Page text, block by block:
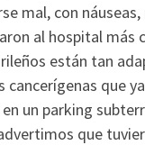
mal, con
al hospital
están tan
que
un parking
que